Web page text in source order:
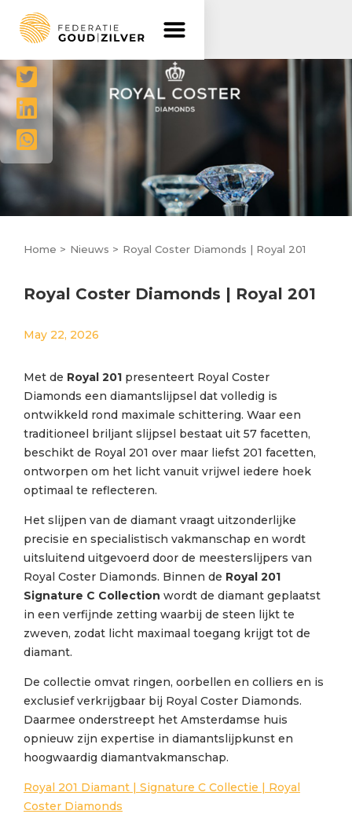
Delen




Home > Nieuws > Royal Coster Diamonds | Royal 201
Royal Coster Diamonds | Royal 201
May 22, 2026
Met de Royal 201 presenteert Royal Coster
Diamonds een diamantslijpsel dat volledig is
ontwikkeld rond maximale schittering. Waar een
traditioneel briljant slijpsel bestaat uit 57 facetten,
beschikt de Royal 201 over maar liefst 201 facetten,
ontworpen om het licht vanuit vrijwel iedere hoek
optimaal te reflecteren.
Het slijpen van de diamant vraagt uitzonderlijke
precisie en specialistisch vakmanschap en wordt
uitsluitend uitgevoerd door de meesterslijpers van
Royal Coster Diamonds. Binnen de Royal 201
Signature C Collection wordt de diamant geplaatst
in een verfijnde zetting waarbij de steen lijkt te
zweven, zodat licht maximaal toegang krijgt tot de
diamant.
De collectie omvat ringen, oorbellen en colliers en is
exclusief verkrijgbaar bij Royal Coster Diamonds.
Daarmee onderstreept het Amsterdamse huis
opnieuw zijn expertise in diamantslijpkunst en
hoogwaardig diamantvakmanschap.
Royal 201 Diamant | Signature C Collectie | Royal
Coster Diamonds